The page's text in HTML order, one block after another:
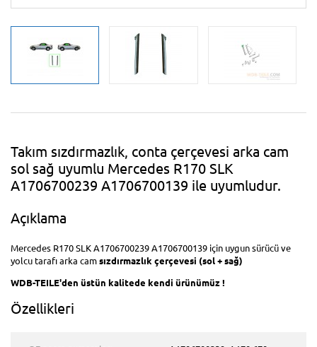
Takım sızdırmazlık, conta çerçevesi arka cam
sol sağ uyumlu Mercedes R170 SLK
A1706700239 A1706700139 ile uyumludur.
Açıklama
Mercedes R170 SLK A1706700239 A1706700139 için uygun sürücü ve
yolcu tarafı arka camsızdırmazlık çerçevesi (sol + sağ)
WDB-TEILE'den üstün kalitede kendi ürünümüz!
Özellikleri